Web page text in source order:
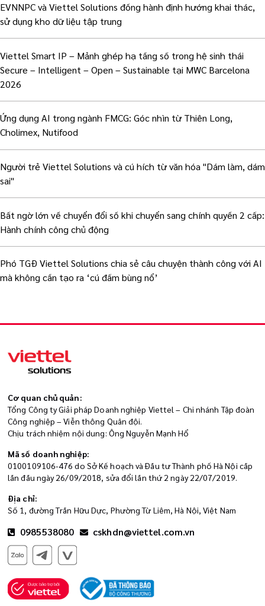
EVNNPC và Viettel Solutions đồng hành định hướng khai thác,
sử dụng kho dữ liệu tập trung
Viettel Smart IP – Mảnh ghép hạ tầng số trong hệ sinh thái
Secure – Intelligent – Open – Sustainable tại MWC Barcelona
2026
Ứng dụng AI trong ngành FMCG: Góc nhìn từ Thiên Long,
Cholimex, Nutifood
Người trẻ Viettel Solutions và cú hích từ văn hóa "Dám làm, dám
sai"
Bất ngờ lớn về chuyển đổi số khi chuyển sang chính quyền 2 cấp:
Hành chính công chủ động
Phó TGĐ Viettel Solutions chia sẻ câu chuyện thành công với AI
mà không cần tạo ra ‘cú đấm bùng nổ’
Cơ quan chủ quản:
Tổng Công ty Giải pháp Doanh nghiệp Viettel – Chi nhánh Tập đoàn
Công nghiệp – Viễn thông Quân đội.
Chịu trách nhiệm nội dung: Ông Nguyễn Mạnh Hổ
Mã số doanh nghiệp:
0100109106-476 do Sở Kế hoạch và Đầu tư Thành phố Hà Nội cấp
lần đầu ngày 26/09/2018, sửa đổi lần thứ 2 ngày 22/07/2019.
Địa chỉ:
Số 1, đường Trần Hữu Dực, Phường Từ Liêm, Hà Nội, Việt Nam
0985538080 cskhdn@viettel.com.vn